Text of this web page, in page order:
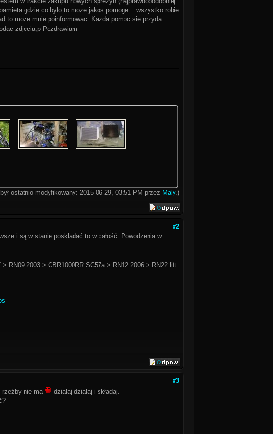
gdzie co bylo to moze jakos pomoge... wszystko robie
to moze mnie poinformowac. Kazda pomoc sie przyda.
zdjecia;p Pozdrawiam
ostatnio modyfikowany: 2015-06-29, 03:51 PM przez Maly.)
#2
i są w stanie poskładać to w całość. Powodzenia w
RN09 2003 > CBR1000RR SC57a > RN12 2006 > RN22 lift
#3
rzeźby nie ma
działaj działaj i składaj.